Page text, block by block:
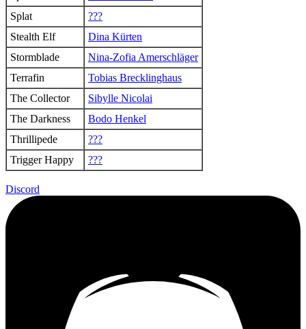
Splat
???
Stealth Elf
Dina Kürten
Stormblade
Nina-Zofia Amerschläger
Terrafin
Tobias Brecklinghaus
The Collector
Sibylle Nicolai
The Darkness
Bodo Henkel
Thrillipede
???
Trigger Happy
???
Discord